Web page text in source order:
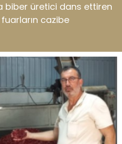
biber üretici dans ettiren
cazibe